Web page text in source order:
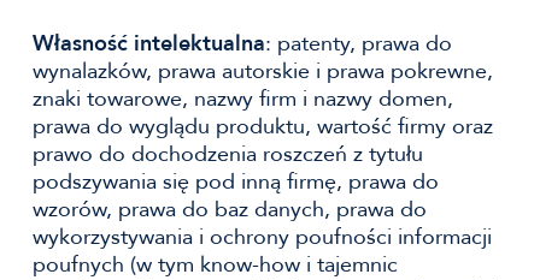
Własność intelektualna: patenty, prawa do
wynalazków, prawa autorskie i prawa pokrewne,
znaki towarowe, nazwy firm i nazwy domen,
prawa do wyglądu produktu, wartość firmy oraz
prawo do dochodzenia roszczeń z tytułu
podszywania się pod inną firmę, prawa do
wzorów, prawa do baz danych, prawa do
wykorzystywania i ochrony poufności informacji
poufnych (w tym know-how i tajemnic